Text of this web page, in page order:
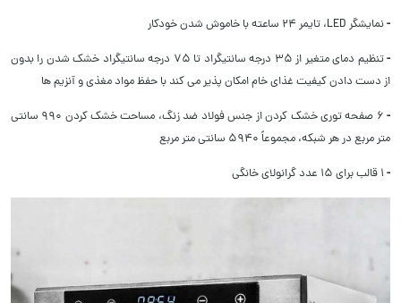
-نمایشگر LED، تایمر 24 ساعته با خاموش شدن خودکار
-
تنظیم دمای متغیر از 35 درجه سانتیگراد تا 75 درجه سانتیگراد خشک شدن را بدون
از دست دادن کیفیت غذای خام امکان پذیر می کند با حفظ مواد مغذی و آنزیم ها
-
6 صفحه توری خشک کردن از جنس فولاد ضد زنگ، مساحت خشک کردن 990 سانتی
متر مربع در هر شبکه، مجموعاً 5940 سانتی متر مربع
- 1 قالب برای 15 عدد گرانولای خانگی